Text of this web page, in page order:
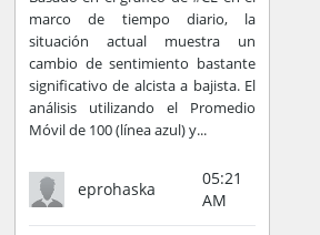
marco de tiempo diario, la
situación actual muestra un
cambio de sentimiento bastante
significativo de alcista a bajista. El
análisis utilizando el Promedio
Móvil de 100 (línea azul) y...
eprohaska
05:21
AM